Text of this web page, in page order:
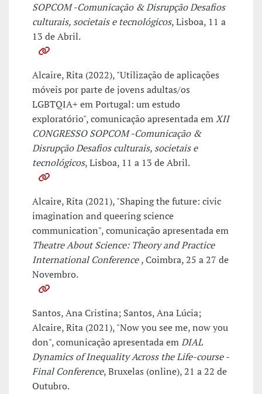
SOPCOM -Comunicação & Disrupção Desafios
culturais, societais e tecnológicos, Lisboa, 11 a
13 de Abril.
Alcaire, Rita (2022), "Utilização de aplicações
móveis por parte de jovens adultas/os
LGBTQIA+ em Portugal: um estudo
exploratório", comunicação apresentada emXII
CONGRESSO SOPCOM -Comunicação &
Disrupção Desafios culturais, societais e
tecnológicos, Lisboa, 11 a 13 de Abril.
Alcaire, Rita (2021), "Shaping the future: civic
imagination and queering science
communication", comunicação apresentada em
Theatre About Science: Theory and Practice
International Conference, Coimbra, 25 a 27 de
Novembro.
Santos, Ana Cristina; Santos, Ana Lúcia;
Alcaire, Rita (2021), "Now you see me, now you
don", comunicação apresentada emDIAL
Dynamics of Inequality Across the Life-course -
Final Conference, Bruxelas (online), 21 a 22 de
Outubro.